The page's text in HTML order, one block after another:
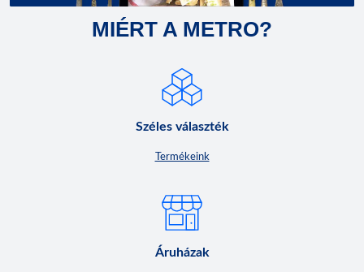
MIÉRT A METRO?
Széles választék
Termékeink
Áruházak